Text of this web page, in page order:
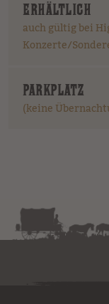
ERHÄLTLICH
auch gültig bei
Konzerte/
PARKPLATZ
(keine